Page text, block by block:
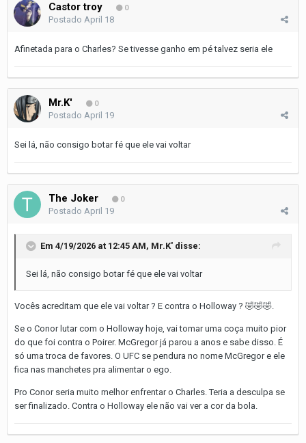
Castor troy 0
Postado April 18
Afinetada para o Charles? Se tivesse ganho em pé talvez seria ele
Mr.K' 0
Postado April 19
Sei lá, não consigo botar fé que ele vai voltar
The Joker 0
Postado April 19
Em 4/19/2026 at 12:45 AM, Mr.K' disse:
Sei lá, não consigo botar fé que ele vai voltar
Vocês acreditam que ele vai voltar ? E contra o Holloway ? 🤣🤣🤣
Se o Conor lutar com o Holloway hoje, vai tomar uma coça muito pior
do que foi contra o Poirer. McGregor já parou a anos e sabe disso. É
só uma troca de favores. O UFC se pendura no nome McGregor e ele
fica nas manchetes pra alimentar o ego.
Pro Conor seria muito melhor enfrentar o Charles. Teria a desculpa se
ser finalizado. Contra o Holloway ele não vai ver a cor da bola.